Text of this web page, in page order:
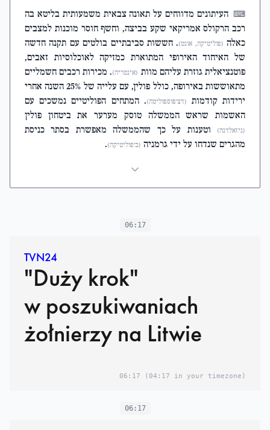
⌨ העיתונים מדווחים על תאונה צבאית משמעותית בליטא בה
רכב הרקולס אמריקאי שקע בביצה, וחשף חוסר מוכנות למצבים
כאלה (פוליטיקה, אונט). חששות סביבתיים בולטים עם תקנה חדשה
של האיחוד האירופי המתוארת כמזיקה לאוכלוסיות זאבים,
פוטנציאלית גוזרת עליהם מוות (אינטריה). מכירות רכבים חשמליים
מתאוששות באירופה, כולל פולין, עם עלייה של 25% השנה אחרי
ירידות קודמות (ז'צ'פוספוליטה). המתחים הפוליטיים נמשכים עם
האשמות שראש הממשלה טוסק מערער את ביטחון פולין
(ניזאלז'נה)
וטענות על כך שהממשלה מאפשרת בסתר כניסת
מהגרים שנדחו על ידי גרמניה (ב'פוליטיקה).
06:17
TVN24
"Duży krok"
w poszukiwaniach
żołnierzy na Litwie
06:17 (04:17 in your timezone)
06:17